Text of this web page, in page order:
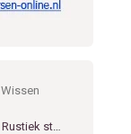
Wissen
Bolsius kaarsen Rustiek stompkaars 80/68 Soft Pearl